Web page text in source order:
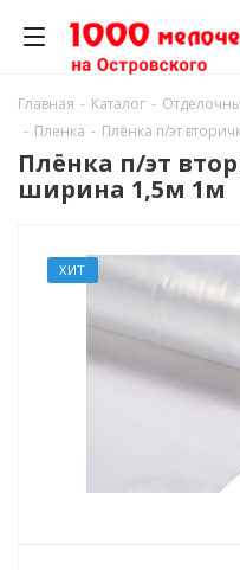
Главная - Каталог -
- Пленка - Плёнка п/эт
Плёнка п/эт
ширина 1,5м 1м
ХИТ